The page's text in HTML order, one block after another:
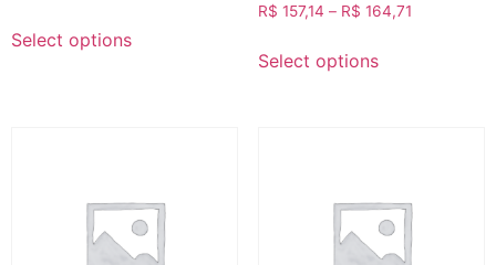
Select options
R$ 157,14 – R$ 164,71
Select options